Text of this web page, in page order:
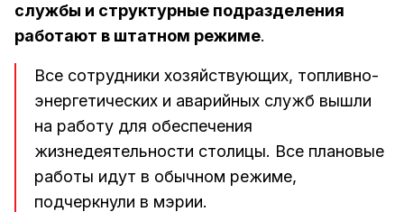
службы и структурные подразделения
работают в штатном режиме.
Все сотрудники хозяйствующих, топливно-
энергетических и аварийных служб вышли
на работу для обеспечения
жизнедеятельности столицы. Все плановые
работы идут в обычном режиме,
подчеркнули в мэрии.